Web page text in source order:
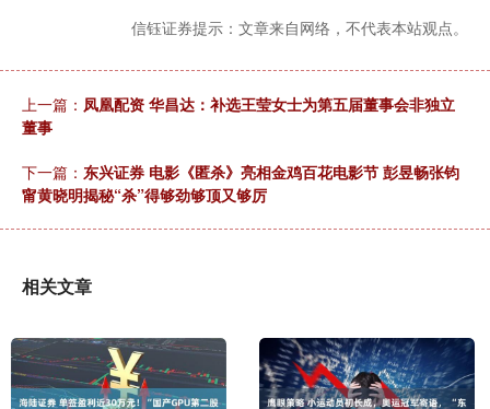
信钰证券提示：文章来自网络，不代表本站观点。
上一篇： 凤凰配资 华昌达：补选王莹女士为第五届董事会非独立
董事
下一篇： 东兴证券 电影《匿杀》亮相金鸡百花电影节 彭昱畅张钧
甯黄晓明揭秘“杀”得够劲够顶又够厉
相关文章